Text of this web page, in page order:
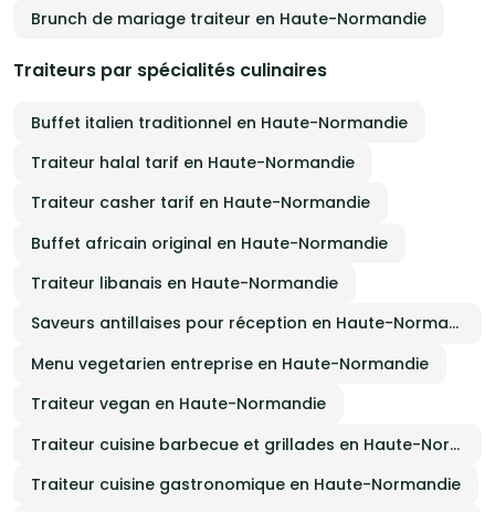
Brunch de mariage traiteur en Haute-Normandie
Traiteurs par spécialités culinaires
Buffet italien traditionnel en Haute-Normandie
Traiteur halal tarif en Haute-Normandie
Traiteur casher tarif en Haute-Normandie
Buffet africain original en Haute-Normandie
Traiteur libanais en Haute-Normandie
Saveurs antillaises pour réception en Haute-Normandie
Menu vegetarien entreprise en Haute-Normandie
Traiteur vegan en Haute-Normandie
Traiteur cuisine barbecue et grillades en Haute-Normandie
Traiteur cuisine gastronomique en Haute-Normandie